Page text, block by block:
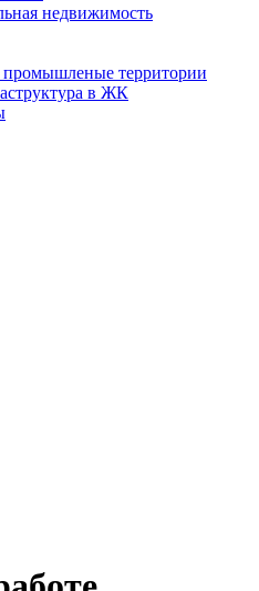
недвижимость
промышленые территории
в ЖК